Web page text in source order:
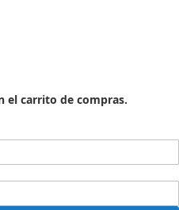
el carrito de compras.